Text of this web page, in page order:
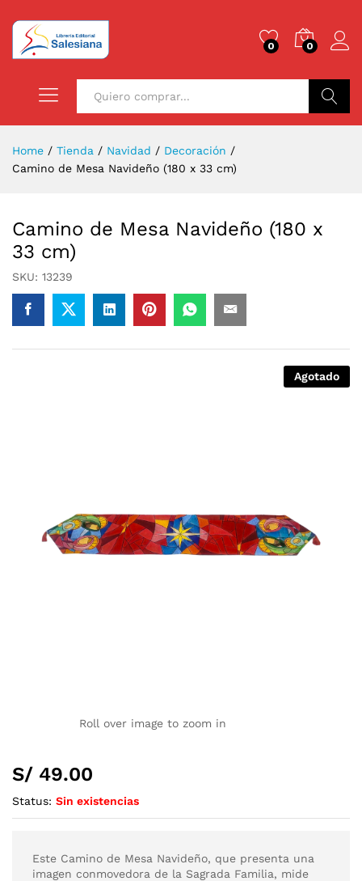
0 0
Home / Tienda / Navidad / Decoración /
Camino de Mesa Navideño (180 x 33 cm)
Camino de Mesa Navideño (180 x
33 cm)
SKU: 13239
Agotado
Roll over image to zoom in
S/ 49.00
Status: Sin existencias
Este Camino de Mesa Navideño, que presenta una
imagen conmovedora de la Sagrada Familia, mide